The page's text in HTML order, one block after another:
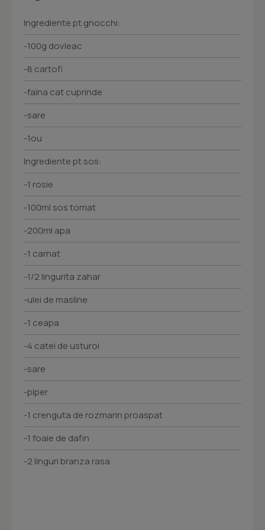
Ingrediente pt gnocchi:
-100g dovleac
-8 cartofi
-faina cat cuprinde
-sare
-1ou
Ingrediente pt sos:
-1 rosie
-100ml sos tomat
-200ml apa
-1 carnat
-1/2 lingurita zahar
-ulei de masline
-1 ceapa
-4 catei de usturoi
-sare
-piper
-1 crenguta de rozmarin proaspat
-1 foaie de dafin
-2 linguri branza rasa